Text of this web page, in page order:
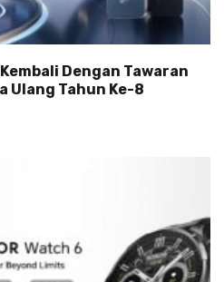
Dengan Tawaran
Ulang Tahun Ke-8